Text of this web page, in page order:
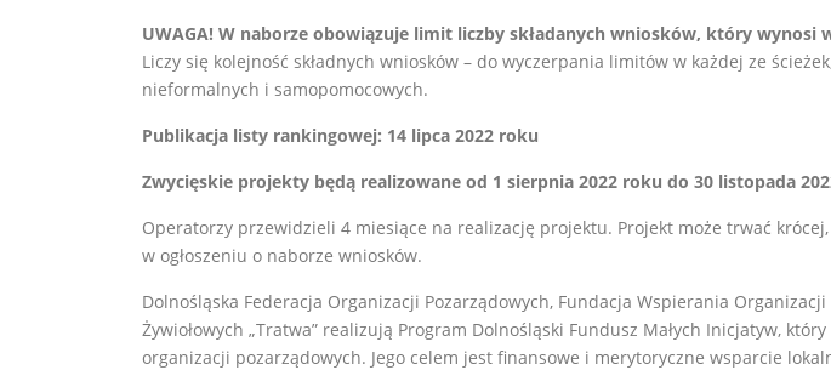
UWAGA! W naborze obowiązuje limit liczby składanych wniosków, który wynosi
Liczy się kolejność składnych wniosków – do wyczerpania limitów w każdej ze
nieformalnych i samopomocowych.
Publikacja listy rankingowej: 14 lipca 2022 roku
Zwycięskie projekty będą realizowane od 1 sierpnia 2022 roku do 30 listopada
Operatorzy przewidzieli 4 miesiące na realizację projektu. Projekt może trwać
w ogłoszeniu o naborze wniosków.
Dolnośląska Federacja Organizacji Pozarządowych, Fundacja Wspierania
Żywiołowych „Tratwa” realizują Program Dolnośląski Fundusz Małych Inicjatyw,
organizacji pozarządowych. Jego celem jest finansowe i merytoryczne wsparcie